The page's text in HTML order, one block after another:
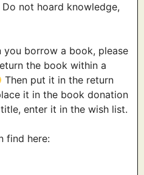
not hoard knowledge,
borrow a book, please
the book within a
Then put it in the return
it in the book donation
enter it in the wish list.
find here: